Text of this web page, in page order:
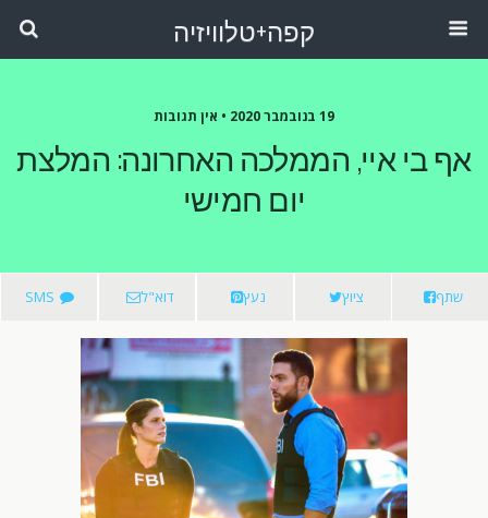
קפה+טלוויזיה
19 בנובמבר 2020 • אין תגובות
אף בי איי, הממלכה האחרונה: המלצת
יום חמישי
שתף ציוץ נעץ דוא"ל SMS